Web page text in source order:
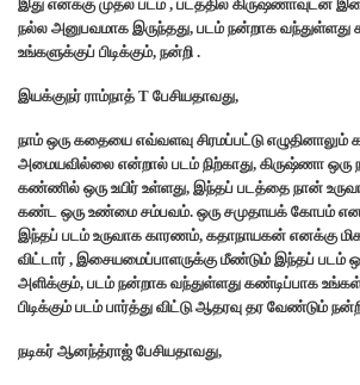
இது எனக்கு முதல் படம் , படத்தில் கிருஷ்ணாவுடன்
நல்ல அனுபவமாக இருந்தது, படம் நன்றாக வந்துள்ளது
உங்களுக்குப் பிடிக்கும், நன்றி .
இயக்குநர் ராம்நாத் T பேசியதாவது,
நாம் ஒரு கதையை எவ்வளவு சிரமப்பட்டு எழுதினாலும்
அமையவில்லை என்றால் படம் நிற்காது, கிருஷ்ணா ஒரு
கண்ணில் ஒரு உயிர் உள்ளது, இந்தப் படத்தை நான்
கண்ட ஒரு உண்மை சம்பவம். ஒரு சமுதாயக் கோபம்
இந்தப் படம் உருவாக காரணம், கதாநாயகன் எனக்கு
விட்டார் , இசையமைப்பாளருக்கு மீண்டும் இந்தப்
அளிக்கும், படம் நன்றாக வந்துள்ளது கண்டிப்பாக
பிடிக்கும் படம் பார்த்து விட்டு ஆதரவு தர வேண்டும்
நடிகர் ஆனந்த்ராஜ் பேசியதாவது,